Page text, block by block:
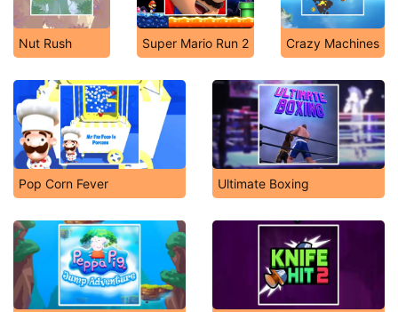
Nut Rush Super Mario Run 2 Crazy Machines
Pop Corn Fever Ultimate Boxing